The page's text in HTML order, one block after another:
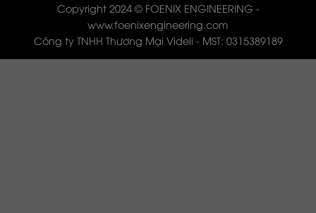
Copyright 2024 © FOENIX ENGINEERING -
www.foenixengineering.com
Công ty TNHH Thương Mại Videli - MST: 0315389189